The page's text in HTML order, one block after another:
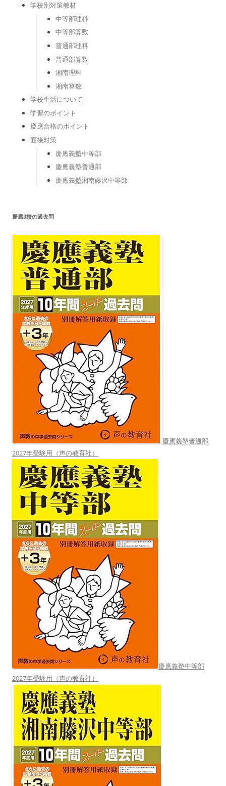
学校別対策教材
中等部理科
中等部算数
普通部理科
普通部算数
湘南理科
湘南算数
学校生活について
学習のポイント
慶應合格のポイント
面接対策
慶應義塾中等部
慶應義塾普通部
慶應義塾湘南藤沢中等部
慶應3校の過去問
慶應義塾普通部
2027年受験用（声の教育社）
慶應義塾中等部
2027年受験用（声の教育社）